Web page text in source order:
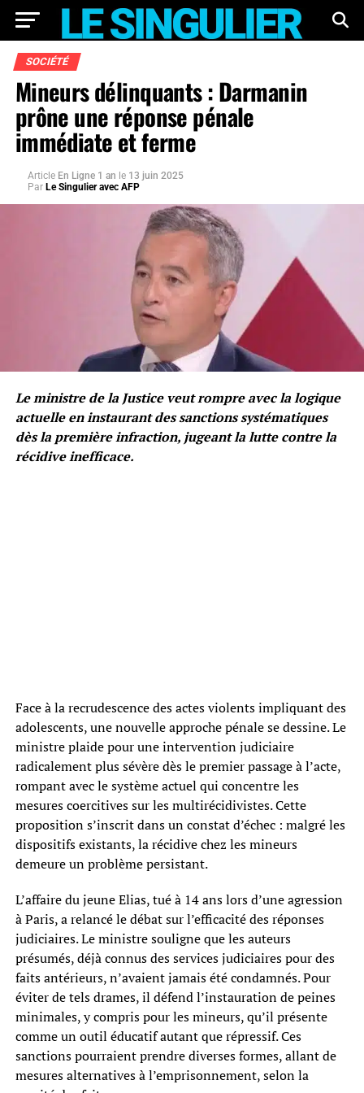
SOCIÉTÉ
Mineurs délinquants : Darmanin
prône une réponse pénale
immédiate et ferme
Article En Ligne 1 an le 13 juin 2025
Par Le Singulier avec AFP
Le ministre de la Justice veut rompre avec la logique
actuelle en instaurant des sanctions systématiques
dès la première infraction, jugeant la lutte contre la
récidive inefficace.
Face à la recrudescence des actes violents impliquant des
adolescents, une nouvelle approche pénale se dessine. Le
ministre plaide pour une intervention judiciaire
radicalement plus sévère dès le premier passage à l’acte,
rompant avec le système actuel qui concentre les
mesures coercitives sur les multirécidivistes. Cette
proposition s’inscrit dans un constat d’échec : malgré les
dispositifs existants, la récidive chez les mineurs
demeure un problème persistant.
L’affaire du jeune Elias, tué à 14 ans lors d’une agression
à Paris, a relancé le débat sur l’efficacité des réponses
judiciaires. Le ministre souligne que les auteurs
présumés, déjà connus des services judiciaires pour des
faits antérieurs, n’avaient jamais été condamnés. Pour
éviter de tels drames, il défend l’instauration de peines
minimales, y compris pour les mineurs, qu’il présente
comme un outil éducatif autant que répressif. Ces
sanctions pourraient prendre diverses formes, allant de
mesures alternatives à l’emprisonnement, selon la